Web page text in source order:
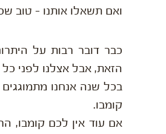
ואם תשאלו אותנו – טוב
כבר דובר רבות על
הזאת, אבל אצלנו לפני
בכל שנה אנחנו
קומבו.
אם עוד אין לכם קומבו,